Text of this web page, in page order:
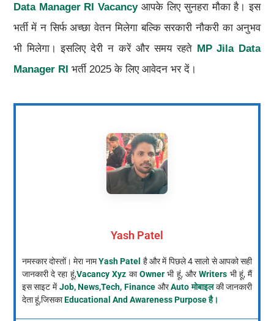
Data Manager RI Vacancyआपके लिए सुनहरा मौका है। इस
भर्ती में न सिर्फ अच्छा वेतन मिलेगा बल्कि सरकारी नौकरी का अनुभव
भी मिलेगा। इसलिए देरी न करें और समय रहते MP Jila Data
Manager RI भर्ती 2025 के लिए आवेदन भर दें।
Yash Patel
नमस्कार दोस्तों। मेरा नामYash Patel है और में पिछले 4 सालो से आपको सही
जानकारी दे रहा हूं,Vacancy Xyz काOwnerभी हूं, औरWriters भी हूं, मैं
इस साइट मेंJob, News,Tech, Finance औरAuto मोबाइलकी जानकारी
देता हूं,जिसकाEducational And Awareness Purpose है।